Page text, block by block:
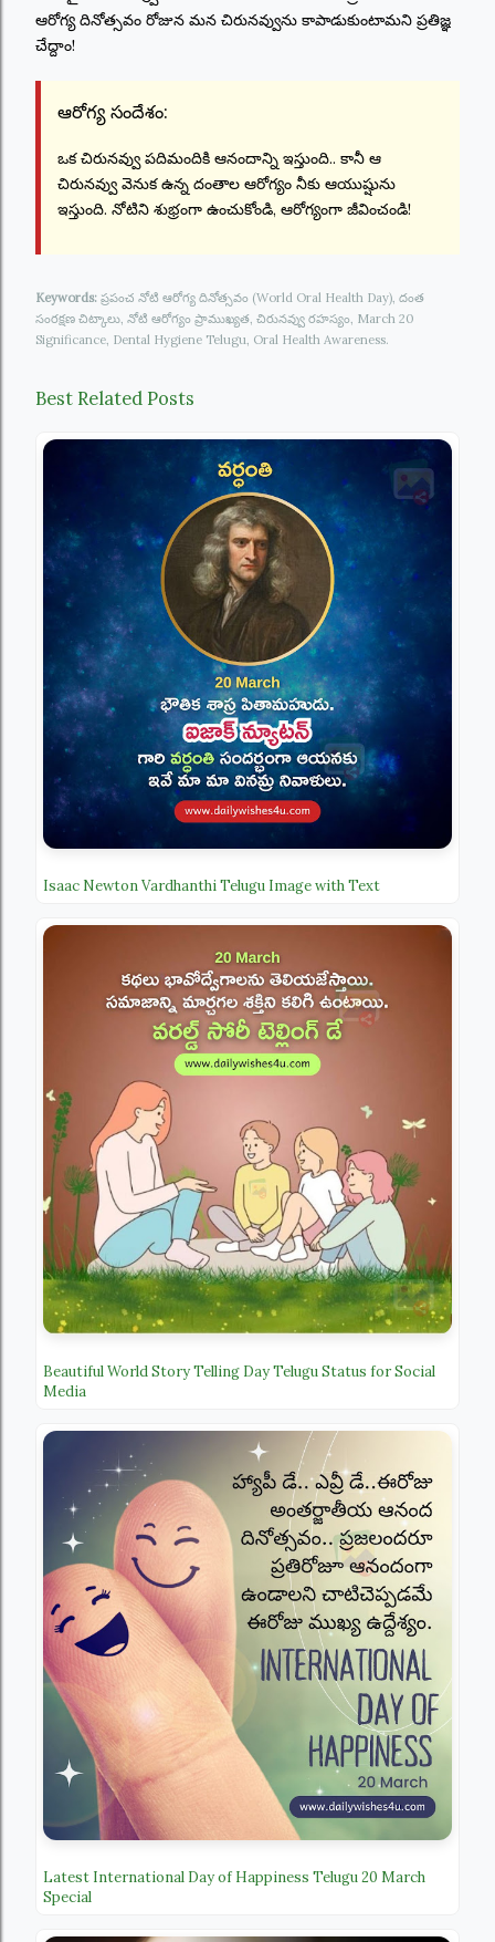
ఆరోగ్య దినోత్సవం రోజున మన చిరునవ్వును కాపాడుకుంటామని ప్రతిజ్ఞ
చేద్దాం!
ఆరోగ్య సందేశం:
ఒక చిరునవ్వు పదిమందికి ఆనందాన్ని ఇస్తుంది.. కానీ ఆ
చిరునవ్వు వెనుక ఉన్న దంతాల ఆరోగ్యం నీకు ఆయుష్షును
ఇస్తుంది. నోటిని శుభ్రంగా ఉంచుకోండి, ఆరోగ్యంగా జీవించండి!
Keywords: ప్రపంచ నోటి ఆరోగ్య దినోత్సవం (World Oral Health Day), దంత
సంరక్షణ చిట్కాలు, నోటి ఆరోగ్యం ప్రాముఖ్యత, చిరునవ్వు రహస్యం, March 20
Significance, Dental Hygiene Telugu, Oral Health Awareness.
Best Related Posts
Isaac Newton Vardhanthi Telugu Image with Text
Beautiful World Story Telling Day Telugu Status for Social
Media
Latest International Day of Happiness Telugu 20 March
Special